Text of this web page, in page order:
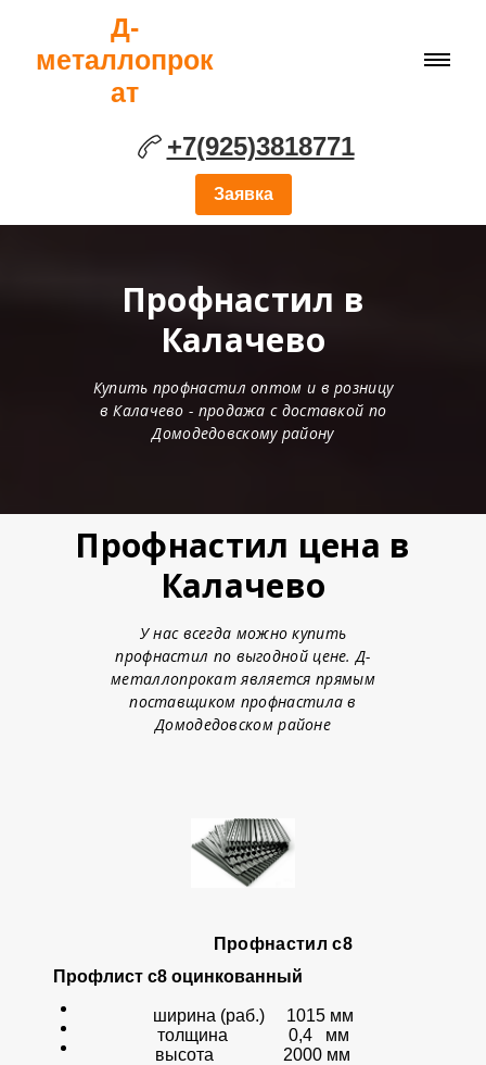
Д-
металлопрок
ат
+7(925)3818771
Заявка
Профнастил в
Калачево
Купить профнастил оптом и в розницу
в Калачево - продажа с доставкой по
Домодедовскому району
Профнастил цена в
Калачево
У нас всегда можно купить
профнастил по выгодной цене. Д-
металлопрокат является прямым
поставщиком профнастила в
Домодедовском районе
Профнастил с8
Профлист с8 оцинкованный
ширина (раб.) 1015 мм
толщина 0,4 мм
высота 2000 мм